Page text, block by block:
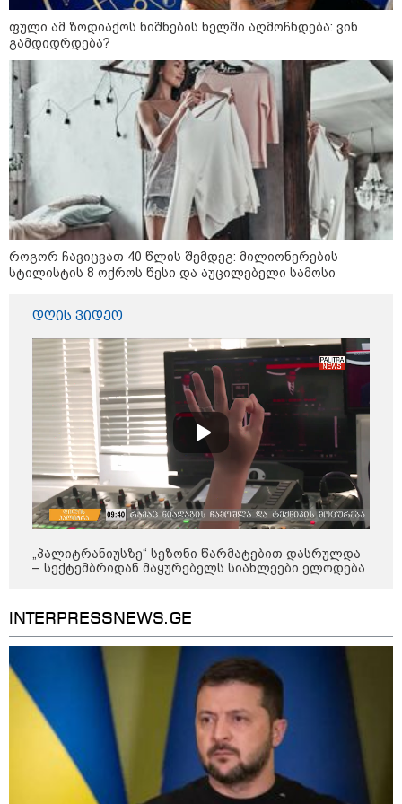
წალენჯიხაში, მდინარეში
ახალგაზრდა კაცს ეძებენ -
მანამდე მაშველებმა 2 ბავშვისა
და 1 ქალის გადარჩენა მოახერხეს
კიდევ ერთ დაკარგული
ახალგაზრდა - ოჯახი 26 წლის
ბიჭს 10 წელია ეძებს
24 წლის ფეხბურთელს თამაშის
"ყოველთვის ჩემზე უკეთესს
მხდიდი - შენი ავადმყოფობითაც
კი აგრძელებ ამის გაკეთებას" -
თეონა კონტრიძე მეუღლეს
ემოციურ "პოსტს" უძღვნის
ფული ამ ზოდიაქოს ნიშნების ხელში აღმოჩნდება: ვინ
გამდიდრდება?
როგორ ჩავიცვათ 40 წლის შემდეგ: მილიონერების
სტილისტის 8 ოქროს წესი და აუცილებელი სამოსი
დღის ვიდეო
„პალიტრანიუსზე“ სეზონი წარმატებით დასრულდა
– სექტემბრიდან მაყურებელს სიახლეები ელოდება
INTERPRESSNEWS.GE